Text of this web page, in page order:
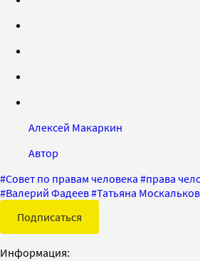
Алексей Макаркин
Автор
#Совет по правам человека #права
#Валерий Фадеев#Татьяна
Подписаться
Информация: